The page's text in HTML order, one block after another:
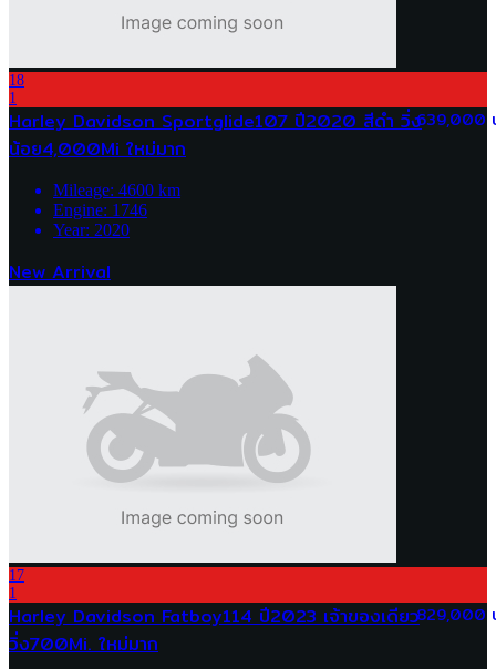
18
1
639,000
Harley Davidson Sportglide107 ปี2020 สีดำ วิ่ง
น้อย4,000Mi ใหม่มาก
Mileage: 4600 km
Engine: 1746
Year: 2020
New Arrival
17
1
829,000
Harley Davidson Fatboy114 ปี2023 เจ้าของเดียว
วิ่ง700Mi. ใหม่มาก